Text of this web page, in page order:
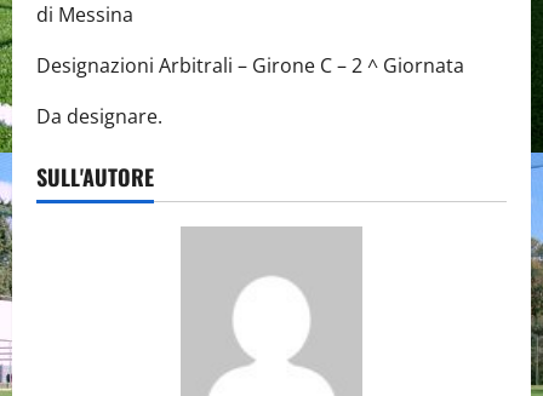
di Messina
Designazioni Arbitrali – Girone C – 2 ^ Giornata
Da designare.
SULL'AUTORE